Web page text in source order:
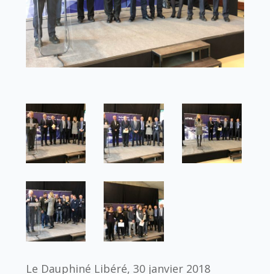
Le Dauphiné Libéré, 30 janvier 2018